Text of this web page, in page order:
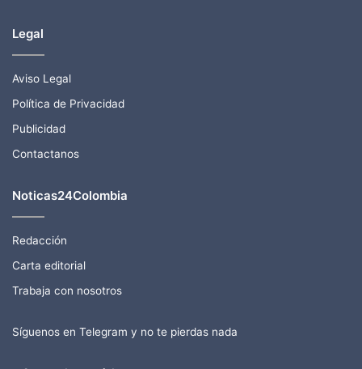
Legal
Aviso Legal
Política de Privacidad
Publicidad
Contactanos
Noticas24Colombia
Redacción
Carta editorial
Trabaja con nosotros
Síguenos en Telegram y no te pierdas nada